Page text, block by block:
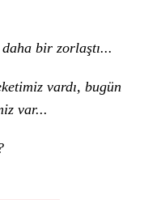
bir zorlaştı...
vardı, bugün
var...